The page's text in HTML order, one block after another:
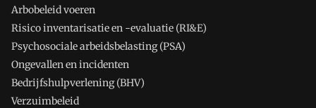
Arbobeleid voeren
Risico inventarisatie en -evaluatie (RI&E)
Psychosociale arbeidsbelasting (PSA)
Ongevallen en incidenten
Bedrijfshulpverlening (BHV)
Verzuimbeleid